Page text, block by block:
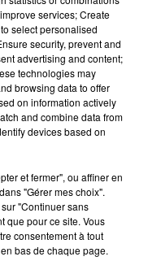
3 min 15 sec
services; Create
select personalised
security, prevent and
advertising and content;
technologies may
browsing data to offer
on information actively
and combine data from
devices based on
et fermer", ou affiner en
"Gérer mes choix".
"Continuer sans
que pour ce site. Vous
consentement à tout
bas de chaque page.